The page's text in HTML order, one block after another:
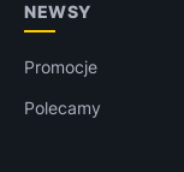
NEWSY
Promocje
Polecamy